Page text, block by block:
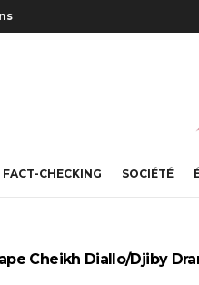
FACT-CHECKING SOCIÉTÉ
Cheikh Diallo/Djiby